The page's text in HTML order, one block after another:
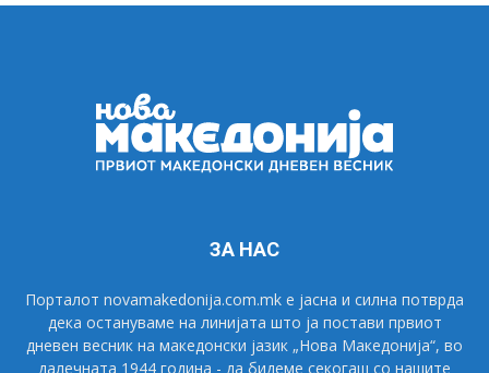
ЗА НАС
Порталот novamakedonija.com.mk е јасна и силна потврда
дека остануваме на линијата што ја постави првиот
дневен весник на македонски јазик „Нова Македонија“, во
далечната 1944 година - да бидеме секогаш со нашите